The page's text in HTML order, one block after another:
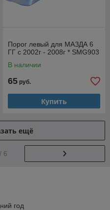
Порог левый для МАЗДА 6
ГГ с 2002г - 2008г * SMG903
В наличии
65 руб.
Купить
ещё
/ 6
год